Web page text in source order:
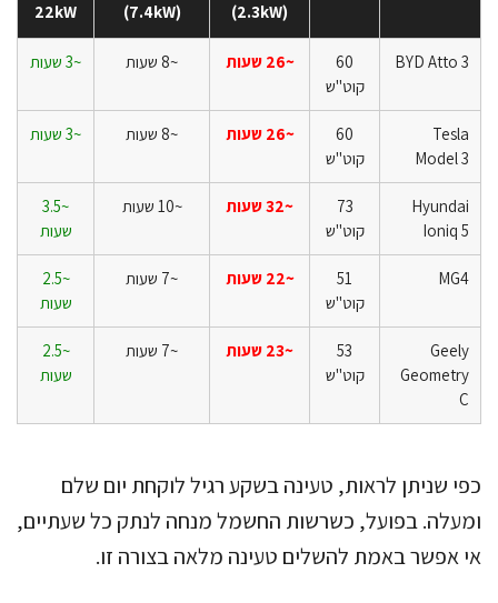
(2.3kW)
(7.4kW)
22kW
BYD Atto 3
60
קוט"ש
~26 שעות ~8 שעות ~3 שעות
Tesla
Model 3
60
קוט"ש
~26 שעות ~8 שעות ~3 שעות
Hyundai
Ioniq 5
73
קוט"ש
~32 שעות ~10 שעות
~3.5
שעות
MG4
51
קוט"ש
~22 שעות ~7 שעות
~2.5
שעות
Geely
Geometry
C
53
קוט"ש
~23 שעות ~7 שעות
~2.5
שעות
כפי שניתן לראות, טעינה בשקע רגיל לוקחת יום שלם
ומעלה. בפועל, כשרשות החשמל מנחה לנתק כל שעתיים,
אי אפשר באמת להשלים טעינה מלאה בצורה זו.